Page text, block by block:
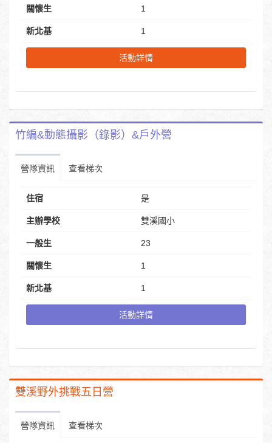
關懷生 1
新北基 1
活動詳情
竹編&動態攝影（錄影）&戶外營
營隊資訊 查看梯次
住宿 是
主辦學校 雙溪國小
一般生 23
關懷生 1
新北基 1
活動詳情
雙溪野外挑戰五日營
營隊資訊 查看梯次